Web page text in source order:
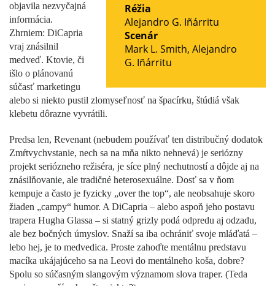
Réžia
Alejandro G. Iñárritu
Scenár
Mark L. Smith, Alejandro
G. Iñárritu
objavila nezvyčajná
informácia.
Zhrniem: DiCapria
vraj znásilnil
medveď. Ktovie, či
išlo o plánovanú
súčasť marketingu
alebo si niekto pustil zlomyseľnosť na špacírku, štúdiá však
klebetu dôrazne vyvrátili.
Predsa len, Revenant (nebudem používať ten distribučný dodatok
Zmŕtvychvstanie, nech sa na mňa nikto nehnevá) je seriózny
projekt seriózneho režiséra, je síce plný nechutností a dôjde aj na
znásilňovanie, ale tradičné heterosexuálne. Dosť sa v ňom
kempuje a často je fyzicky „over the top“, ale neobsahuje skoro
žiaden „campy“ humor. A DiCapria – alebo aspoň jeho postavu
trapera Hugha Glassa – si statný grizly podá odpredu aj odzadu,
ale bez bočných úmyslov. Snaží sa iba ochrániť svoje mláďatá –
lebo hej, je to medvedica. Proste zahoďte mentálnu predstavu
macíka ukájajúceho sa na Leovi do mentálneho koša, dobre?
Spolu so súčasným slangovým významom slova traper. (Teda